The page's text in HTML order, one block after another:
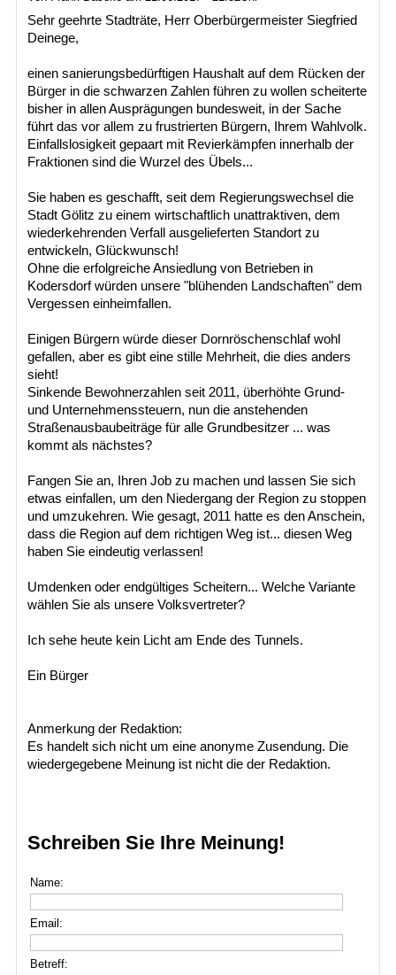
Sehr geehrte Stadträte, Herr Oberbürgermeister Siegfried
Deinege,
einen sanierungsbedürftigen Haushalt auf dem Rücken der
Bürger in die schwarzen Zahlen führen zu wollen scheiterte
bisher in allen Ausprägungen bundesweit, in der Sache
führt das vor allem zu frustrierten Bürgern, Ihrem Wahlvolk.
Einfallslosigkeit gepaart mit Revierkämpfen innerhalb der
Fraktionen sind die Wurzel des Übels...
Sie haben es geschafft, seit dem Regierungswechsel die
Stadt Gölitz zu einem wirtschaftlich unattraktiven, dem
wiederkehrenden Verfall ausgelieferten Standort zu
entwickeln, Glückwunsch!
Ohne die erfolgreiche Ansiedlung von Betrieben in
Kodersdorf würden unsere "blühenden Landschaften" dem
Vergessen einheimfallen.
Einigen Bürgern würde dieser Dornröschenschlaf wohl
gefallen, aber es gibt eine stille Mehrheit, die dies anders
sieht!
Sinkende Bewohnerzahlen seit 2011, überhöhte Grund-
und Unternehmenssteuern, nun die anstehenden
Straßenausbaubeiträge für alle Grundbesitzer ... was
kommt als nächstes?
Fangen Sie an, Ihren Job zu machen und lassen Sie sich
etwas einfallen, um den Niedergang der Region zu stoppen
und umzukehren. Wie gesagt, 2011 hatte es den Anschein,
dass die Region auf dem richtigen Weg ist... diesen Weg
haben Sie eindeutig verlassen!
Umdenken oder endgültiges Scheitern... Welche Variante
wählen Sie als unsere Volksvertreter?
Ich sehe heute kein Licht am Ende des Tunnels.
Ein Bürger
Anmerkung der Redaktion:
Es handelt sich nicht um eine anonyme Zusendung. Die
wiedergegebene Meinung ist nicht die der Redaktion.
Schreiben Sie Ihre Meinung!
Name:
Email:
Betreff: